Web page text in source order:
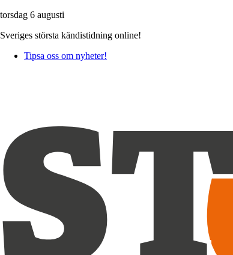
torsdag 6 augusti
Sveriges största kändistidning online!
Tipsa oss om nyheter!